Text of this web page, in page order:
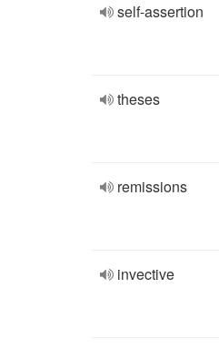
self-assertion
theses
remissions
invective